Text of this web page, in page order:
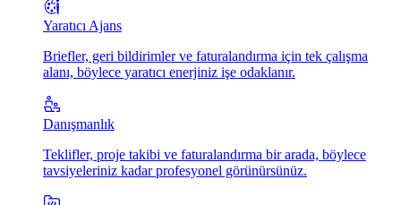
Yaratıcı Ajans
Briefler, geri bildirimler ve faturalandırma için tek çalışma
alanı, böylece yaratıcı enerjiniz işe odaklanır.
Danışmanlık
Teklifler, proje takibi ve faturalandırma bir arada, böylece
tavsiyeleriniz kadar profesyonel görünürsünüz.